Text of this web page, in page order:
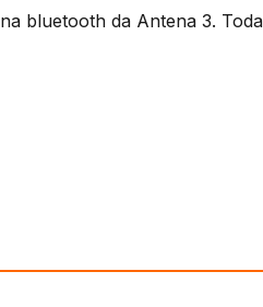
bluetooth da Antena 3.